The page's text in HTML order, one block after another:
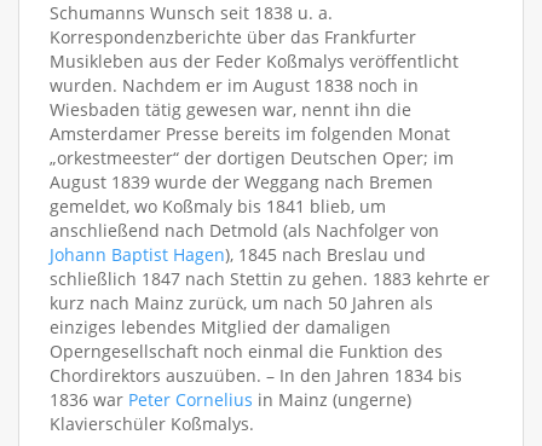
Schumanns Wunsch seit 1838 u. a.
Korrespondenzberichte über das Frankfurter
Musikleben aus der Feder Koßmalys veröffentlicht
wurden. Nachdem er im August 1838 noch in
Wiesbaden tätig gewesen war, nennt ihn die
Amsterdamer Presse bereits im folgenden Monat
„orkestmeester“ der dortigen Deutschen Oper; im
August 1839 wurde der Weggang nach Bremen
gemeldet, wo Koßmaly bis 1841 blieb, um
anschließend nach Detmold (als Nachfolger von
Johann Baptist Hagen), 1845 nach Breslau und
schließlich 1847 nach Stettin zu gehen. 1883 kehrte er
kurz nach Mainz zurück, um nach 50 Jahren als
einziges lebendes Mitglied der damaligen
Operngesellschaft noch einmal die Funktion des
Chordirektors auszuüben. – In den Jahren 1834 bis
1836 war Peter Cornelius in Mainz (ungerne)
Klavierschüler Koßmalys.